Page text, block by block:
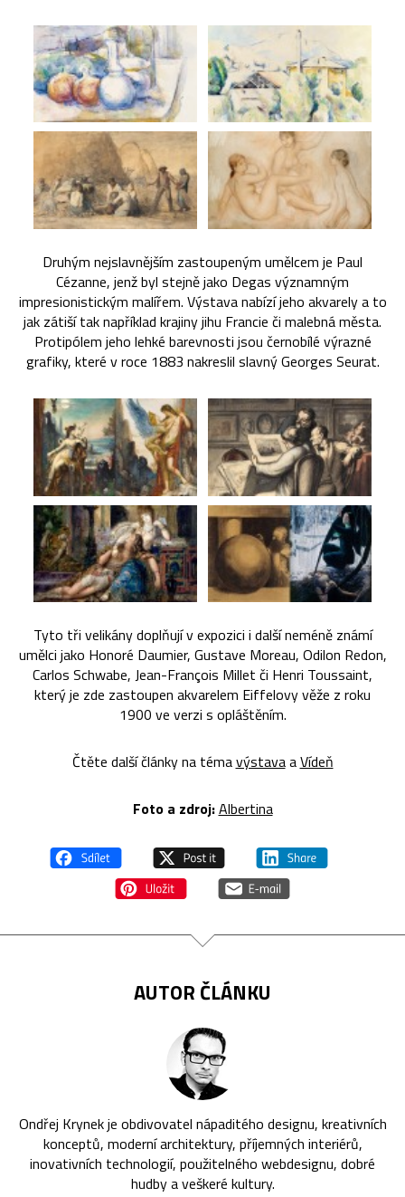
Druhým nejslavnějším zastoupeným umělcem je Paul
Cézanne, jenž byl stejně jako Degas významným
impresionistickým malířem. Výstava nabízí jeho akvarely a to
jak zátiší tak například krajiny jihu Francie či malebná města.
Protipólem jeho lehké barevnosti jsou černobílé výrazné
grafiky, které v roce 1883 nakreslil slavný Georges Seurat.
Tyto tři velikány doplňují v expozici i další neméně známí
umělci jako Honoré Daumier, Gustave Moreau, Odilon Redon,
Carlos Schwabe, Jean-François Millet či Henri Toussaint,
který je zde zastoupen akvarelem Eiffelovy věže z roku
1900 ve verzi s opláštěním.
Čtěte další články na témavýstavaaVídeň
Foto a zdroj:Albertina
AUTOR ČLÁNKU
Ondřej Krynek je obdivovatel nápaditého designu, kreativních
konceptů, moderní architektury, příjemných interiérů,
inovativních technologií, použitelného webdesignu, dobré
hudby a veškeré kultury.